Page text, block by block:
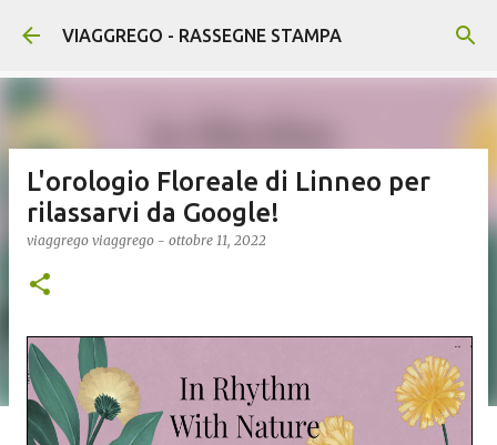
Passa ai contenuti principali
VIAGGREGO - RASSEGNE STAMPA
L'orologio Floreale di Linneo per
rilassarvi da Google!
viaggrego viaggrego - ottobre 11, 2022